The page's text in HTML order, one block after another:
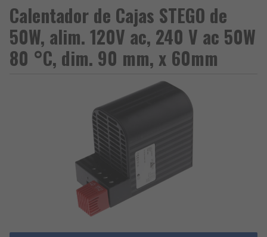
Calentador de Cajas STEGO de
50W, alim. 120V ac, 240 V ac 50W
80 °C, dim. 90 mm, x 60mm